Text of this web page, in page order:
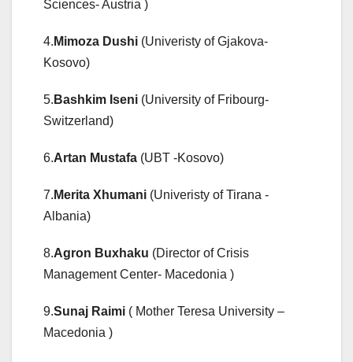
Sciences- Austria )
4. Mimoza Dushi (Univeristy of Gjakova-
Kosovo)
5. Bashkim Iseni (University of Fribourg-
Switzerland)
6.Artan Mustafa (UBT -Kosovo)
7. Merita Xhumani (Univeristy of Tirana -
Albania)
8.Agron Buxhaku (Director of Crisis
Management Center- Macedonia )
9.Sunaj Raimi ( Mother Teresa University –
Macedonia )